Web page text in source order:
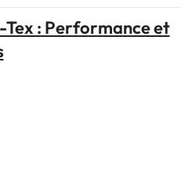
Tex : Performance et